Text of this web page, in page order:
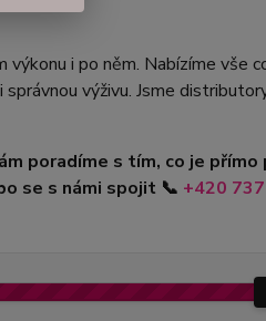
i po něm. Nabízíme vše
výživu. Jsme
poradíme s tím, co je
se s námi spojit 📞 +420